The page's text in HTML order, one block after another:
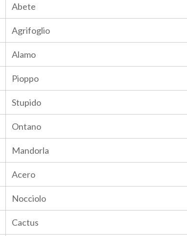
Abete
Agrifoglio
Alamo
Pioppo
Stupido
Ontano
Mandorla
Acero
Nocciolo
Cactus